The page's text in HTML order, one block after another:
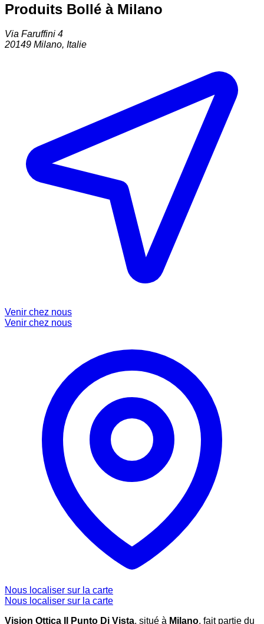
Produits Bollé à Milano
Via Faruffini 4
20149 Milano, Italie
Venir chez nous
Venir chez nous
Nous localiser sur la carte
Nous localiser sur la carte
Vision Ottica Il Punto Di Vista, situé à Milano, fait partie du